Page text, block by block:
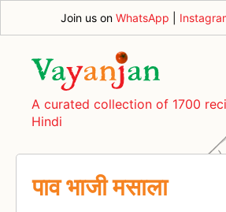
Join us on WhatsApp
A curated collection of 1700
Hindi
पाव भाजी मसाला